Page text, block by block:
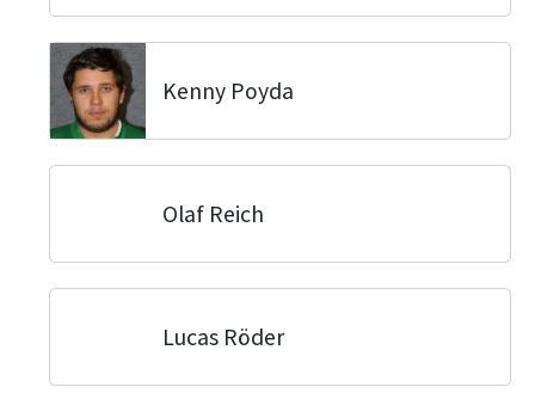
Kenny Poyda
Olaf Reich
Lucas Röder